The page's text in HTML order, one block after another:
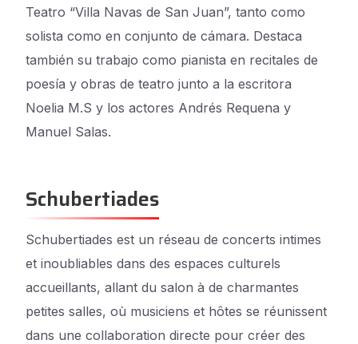
Teatro “Villa Navas de San Juan”, tanto como
solista como en conjunto de cámara. Destaca
también su trabajo como pianista en recitales de
poesía y obras de teatro junto a la escritora
Noelia M.S y los actores Andrés Requena y
Manuel Salas.
Schubertiades
Schubertiades est un réseau de concerts intimes
et inoubliables dans des espaces culturels
accueillants, allant du salon à de charmantes
petites salles, où musiciens et hôtes se réunissent
dans une collaboration directe pour créer des